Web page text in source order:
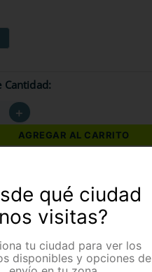
Cantidad
＋
AGREGAR AL CARRITO
qué ciudad
nos visitas?
tu ciudad para ver los
disponibles y opciones de